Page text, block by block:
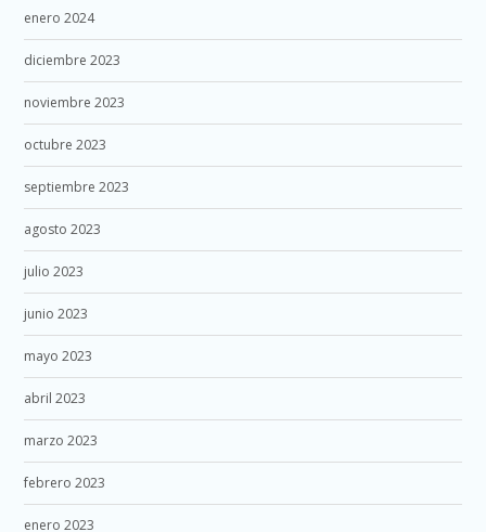
enero 2024
diciembre 2023
noviembre 2023
octubre 2023
septiembre 2023
agosto 2023
julio 2023
junio 2023
mayo 2023
abril 2023
marzo 2023
febrero 2023
enero 2023